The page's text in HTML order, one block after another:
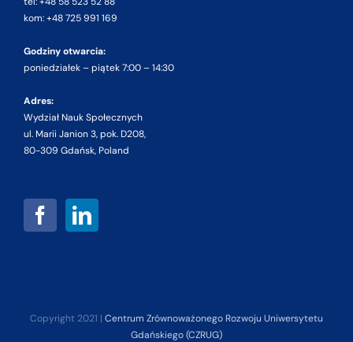
kom: +48 725 991 169
Godziny otwarcia:
poniedziałek – piątek 7:00 – 14:30
Adres:
Wydział Nauk Społecznych
ul. Marii Janion 3, pok. D208,
80-309 Gdańsk, Poland
Copyright 2021 | Centrum Zrównoważonego Rozwoju Uniwersytetu
Gdańskiego (CZRUG)